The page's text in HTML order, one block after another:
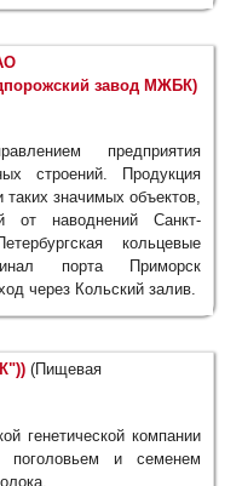
завод МЖБК)
предприятия
строений. Продукция
значимых объектов,
от наводнений Санкт-
кольцевые
порта Приморск
через Кольский залив.
(Пищевая
генетической компании
поголовьем и семенем